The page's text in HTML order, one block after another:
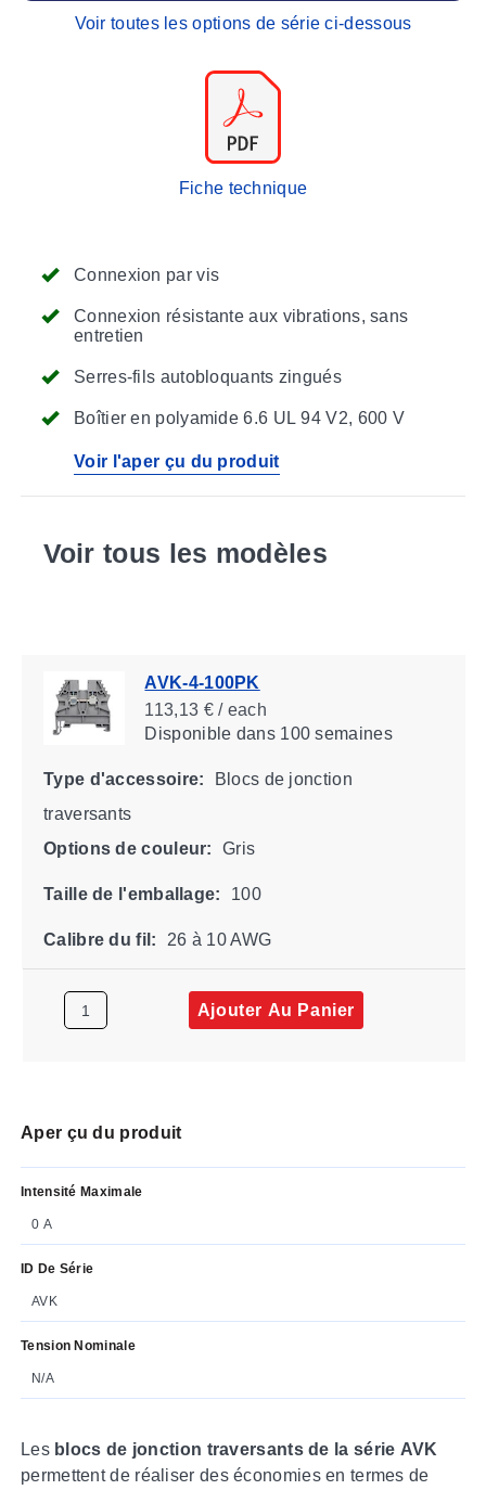
Connexion par vis
Connexion résistante aux vibrations, sans
entretien
Serres-fils autobloquants zingués
Boîtier en polyamide 6.6 UL 94 V2, 600 V
Voir l'aper çu du produit
Voir toutes les options de série ci-dessous
Fiche technique
Voir tous les modèles
AVK-4-100PK
113,13 € / each
Disponibledans 100 semaines
Type d'accessoire:
Blocs de jonction
traversants
Options de couleur:
Gris
Taille de l'emballage: 100
Calibre du fil: 26 à 10 AWG
Ajouter Au Panier
Aper çu du produit
Intensité Maximale
0 A
ID De Série
AVK
Tension Nominale
N/A
Les blocs de jonction traversants de la série AVK
permettent de réaliser des économies en termes de